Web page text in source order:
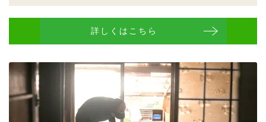
詳しくはこちら